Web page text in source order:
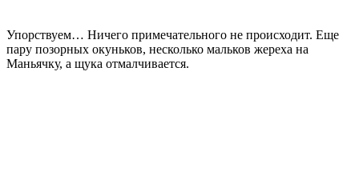
Упорствуем… Ничего примечательного не происходит. Еще
пару позорных окуньков, несколько мальков жереха на
Маньячку, а щука отмалчивается.